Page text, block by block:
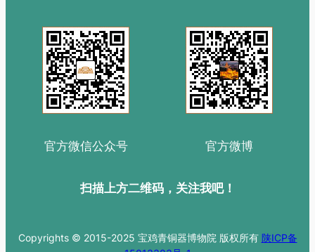
官方微信公众号 官方微博
扫描上方二维码，关注我吧！
Copyrights © 2015-2025 宝鸡青铜器博物院 版权所有 陕ICP备